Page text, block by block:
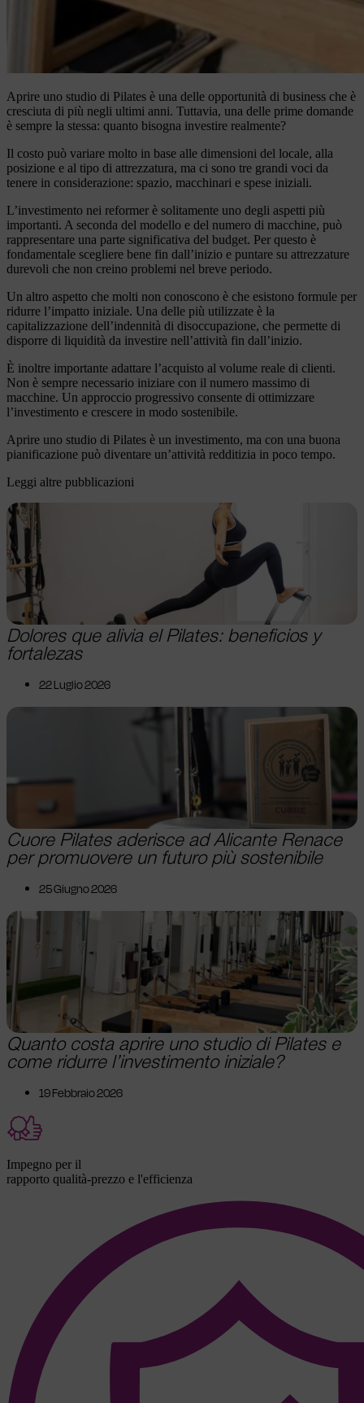
Aprire uno studio di Pilates è una delle opportunità di business che è
cresciuta di più negli ultimi anni. Tuttavia, una delle prime domande
è sempre la stessa: quanto bisogna investire realmente?
Il costo può variare molto in base alle dimensioni del locale, alla
posizione e al tipo di attrezzatura, ma ci sono tre grandi voci da
tenere in considerazione: spazio, macchinari e spese iniziali.
L’investimento nei reformer è solitamente uno degli aspetti più
importanti. A seconda del modello e del numero di macchine, può
rappresentare una parte significativa del budget. Per questo è
fondamentale scegliere bene fin dall’inizio e puntare su attrezzature
durevoli che non creino problemi nel breve periodo.
Un altro aspetto che molti non conoscono è che esistono formule per
ridurre l’impatto iniziale. Una delle più utilizzate è la
capitalizzazione dell’indennità di disoccupazione, che permette di
disporre di liquidità da investire nell’attività fin dall’inizio.
È inoltre importante adattare l’acquisto al volume reale di clienti.
Non è sempre necessario iniziare con il numero massimo di
macchine. Un approccio progressivo consente di ottimizzare
l’investimento e crescere in modo sostenibile.
Aprire uno studio di Pilates è un investimento, ma con una buona
pianificazione può diventare un’attività redditizia in poco tempo.
Leggi altre pubblicazioni
Dolores que alivia el Pilates: beneficios y
fortalezas
22 Luglio 2026
Cuore Pilates aderisce ad Alicante Renace
per promuovere un futuro più sostenibile
25 Giugno 2026
Quanto costa aprire uno studio di Pilates e
come ridurre l’investimento iniziale?
19 Febbraio 2026
Impegno per il
rapporto qualità-prezzo e l'efficienza